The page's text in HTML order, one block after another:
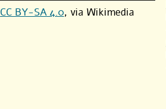
CC BY-SA 4.0, via Wikimedia